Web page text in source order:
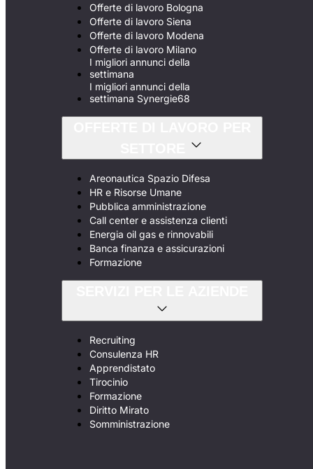
Offerte di lavoro Bologna
Offerte di lavoro Siena
Offerte di lavoro Modena
Offerte di lavoro Milano
I migliori annunci della
settimana
I migliori annunci della
settimana Synergie68
Areonautica Spazio Difesa
HR e Risorse Umane
Pubblica amministrazione
Call center e assistenza clienti
Energia oil gas e rinnovabili
Banca finanza e assicurazioni
Formazione
Recruiting
Consulenza HR
Apprendistato
Tirocinio
Formazione
Diritto Mirato
Somministrazione